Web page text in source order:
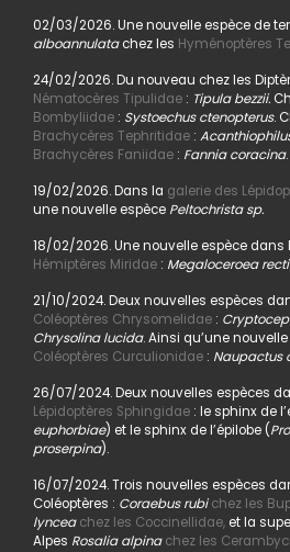
02/03/2026. Une nouvelle espèce de
alboannulatachez les Hyménoptères
24/02/2026. Du nouveau chez les
Nématocères Tipulidae: Tipula bezzii.
Bombyliidae: Systoechus ctenopterus.
Brachycères Tephritidae:
Brachycères Faniidae: Fannia coracina.
19/02/2026. Dans la galerie des
une nouvelle espèce Peltochrista sp.
18/02/2026. Une nouvelle espèce dans
Hémiptères Miridae: Megaloceroea
21/10/2024. Deux nouvelles espèces
Coléoptères Chrysomelidae:
Chrysolina lucida. Ainsi qu’une
Coléoptères Curculionidae : Naupactus
26/07/2024. Deux nouvelles espèces
Lépidoptères Sphingidae: le sphinx de
euphorbiae) et le sphinx de l’épilobe (
proserpina).
16/07/2024. Trois nouvelles espèces
Coléoptères : Coraebus rubi chez les
lyncea chez les Coccinellidae,et la
Alpes Rosalia alpina chez les